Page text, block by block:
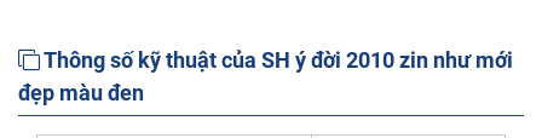
Thông số kỹ thuật của SH ý đời 2010 zin như mới
đẹp màu đen